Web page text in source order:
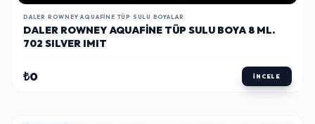
DALER ROWNEY AQUAFINE TÜP SULU BOYALAR
DALER ROWNEY AQUAFINE TÜP SULU BOYA 8 ML.
702 SILVER IMIT
₺0 İNCELE